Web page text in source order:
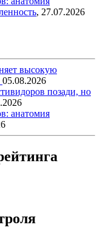
, 27.07.2026
высокую
05.08.2026
позади, но
анатомия